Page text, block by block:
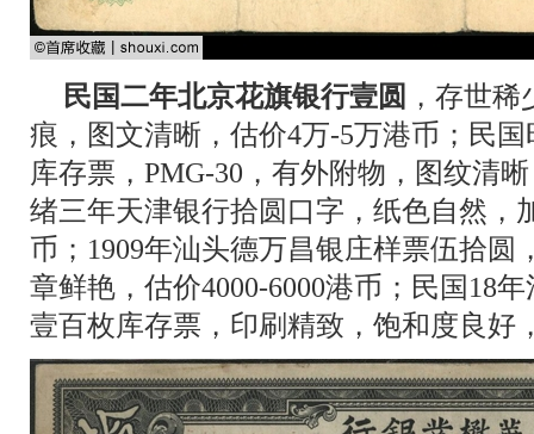
民国二年北京花旗银行壹圆 ，存世
痕，图文清晰，估价4万-5万港币；民
库存票，PMG-30，有外附物，图纹清
绪三年天津银行拾圆口字，纸色自然，
币；1909年汕头德万昌银庄样票伍拾圆
章鲜艳，估价4000-6000港币；民国18
壹百枚库存票，印刷精致，饱和度良好